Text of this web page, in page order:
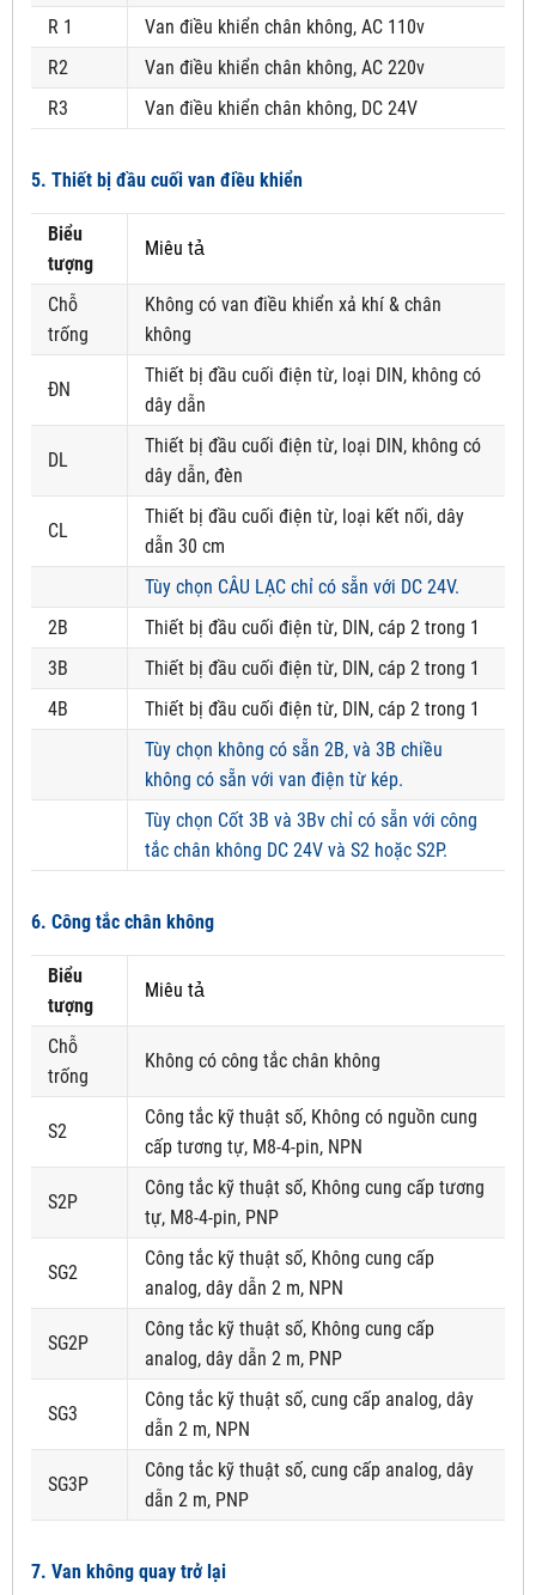
R 1
Van điều khiển chân không, AC 110v
R2
Van điều khiển chân không, AC 220v
R3
Van điều khiển chân không, DC 24V
5. Thiết bị đầu cuối van điều khiển
Biểu
tượng
Miêu tả
Chỗ
trống
Không có van điều khiển xả khí & chân
không
ĐN
Thiết bị đầu cuối điện từ, loại DIN, không có
dây dẫn
DL
Thiết bị đầu cuối điện từ, loại DIN, không có
dây dẫn, đèn
CL
Thiết bị đầu cuối điện từ, loại kết nối, dây
dẫn 30 cm
Tùy chọn CÂU LẠC chỉ có sẵn với DC 24V.
2B
Thiết bị đầu cuối điện từ, DIN, cáp 2 trong 1
3B
Thiết bị đầu cuối điện từ, DIN, cáp 2 trong 1
4B
Thiết bị đầu cuối điện từ, DIN, cáp 2 trong 1
Tùy chọn không có sẵn 2B, và 3B chiều
không có sẵn với van điện từ kép.
Tùy chọn Cốt 3B và 3Bv chỉ có sẵn với công
tắc chân không DC 24V và S2 hoặc S2P.
6. Công tắc chân không
Biểu
tượng
Miêu tả
Chỗ
trống
Không có công tắc chân không
S2
Công tắc kỹ thuật số, Không có nguồn cung
cấp tương tự, M8-4-pin, NPN
S2P
Công tắc kỹ thuật số, Không cung cấp tương
tự, M8-4-pin, PNP
SG2
Công tắc kỹ thuật số, Không cung cấp
analog, dây dẫn 2 m, NPN
SG2P
Công tắc kỹ thuật số, Không cung cấp
analog, dây dẫn 2 m, PNP
SG3
Công tắc kỹ thuật số, cung cấp analog, dây
dẫn 2 m, NPN
SG3P
Công tắc kỹ thuật số, cung cấp analog, dây
dẫn 2 m, PNP
7. Van không quay trở lại